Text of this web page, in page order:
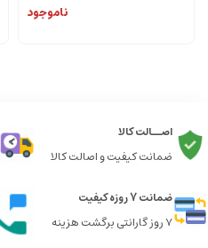
ناموجود
اصــالت کالا
ضمانت کیفیت و اصالت کالا
ضمانت 7 روزه کیفیت
7 روز گارانتی برگشت هزینه